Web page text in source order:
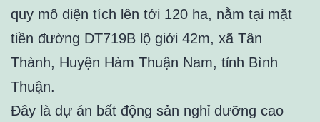
quy mô diện tích lên tới 120 ha, nằm tại mặt
tiền đường DT719B lộ giới 42m, xã Tân
Thành, Huyện Hàm Thuận Nam, tỉnh Bình
Thuận.
Đây là dự án bất động sản nghỉ dưỡng cao